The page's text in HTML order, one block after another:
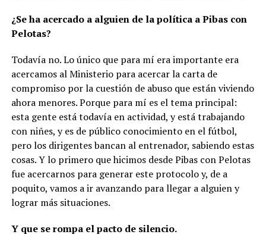
¿Se ha acercado a alguien de la política a Pibas con
Pelotas?
Todavía no. Lo único que para mí era importante era
acercamos al Ministerio para acercar la carta de
compromiso por la cuestión de abuso que están viviendo
ahora menores. Porque para mí es el tema principal:
esta gente está todavía en actividad, y está trabajando
con niñes, y es de público conocimiento en el fútbol,
pero los dirigentes bancan al entrenador, sabiendo estas
cosas. Y lo primero que hicimos desde Pibas con Pelotas
fue acercarnos para generar este protocolo y, de a
poquito, vamos a ir avanzando para llegar a alguien y
lograr más situaciones.
Y que se rompa el pacto de silencio.